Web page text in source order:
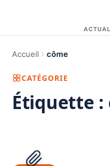
Accueil côme
CATÉGORIE
Étiquette :
PUBLICITÉ